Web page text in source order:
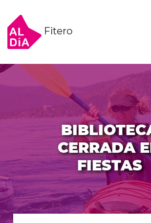
Fitero
CERRADA
FIESTAS